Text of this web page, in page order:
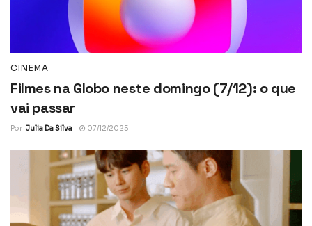
CINEMA
Filmes na Globo neste domingo (7/12): o que
vai passar
Por Julia Da Silva 07/12/2025